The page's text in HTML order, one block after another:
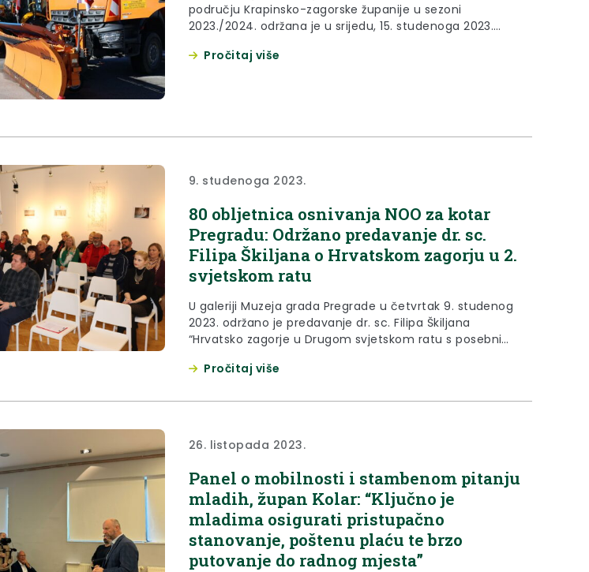
području Krapinsko-zagorske županije u sezoni
2023./2024. održana je u srijedu, 15. studenoga 2023.
Krapinsko-zagorske županije u Pregradi. Župan Željko
Pročitaj više
9. studenoga 2023.
80 obljetnica osnivanja NOO za kotar
Pregradu: Održano predavanje dr. sc.
Filipa Škiljana o Hrvatskom zagorju u 2.
svjetskom ratu
U galeriji Muzeja grada Pregrade u četvrtak 9. studenog
2023. održano je predavanje dr. sc. Filipa Škiljana
“Hrvatsko zagorje u Drugom svjetskom ratu s posebnim
zamjenica župana Jasna Petek. Predavanje je održano u
Narodnooslobodilačkog odbora za kotar Pregradu, koji je
Pročitaj više
26. listopada 2023.
Panel o mobilnosti i stambenom pitanju
mladih, župan Kolar: “Ključno je
mladima osigurati pristupačno
stanovanje, poštenu plaću te brzo
putovanje do radnog mjesta”